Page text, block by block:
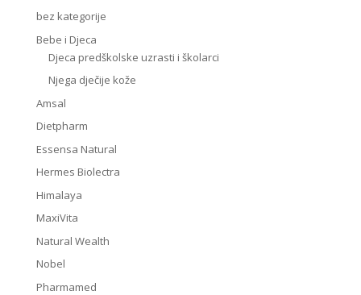
bez kategorije
Bebe i Djeca
Djeca predškolske uzrasti i školarci
Njega dječije kože
Amsal
Dietpharm
Essensa Natural
Hermes Biolectra
Himalaya
MaxiVita
Natural Wealth
Nobel
Pharmamed